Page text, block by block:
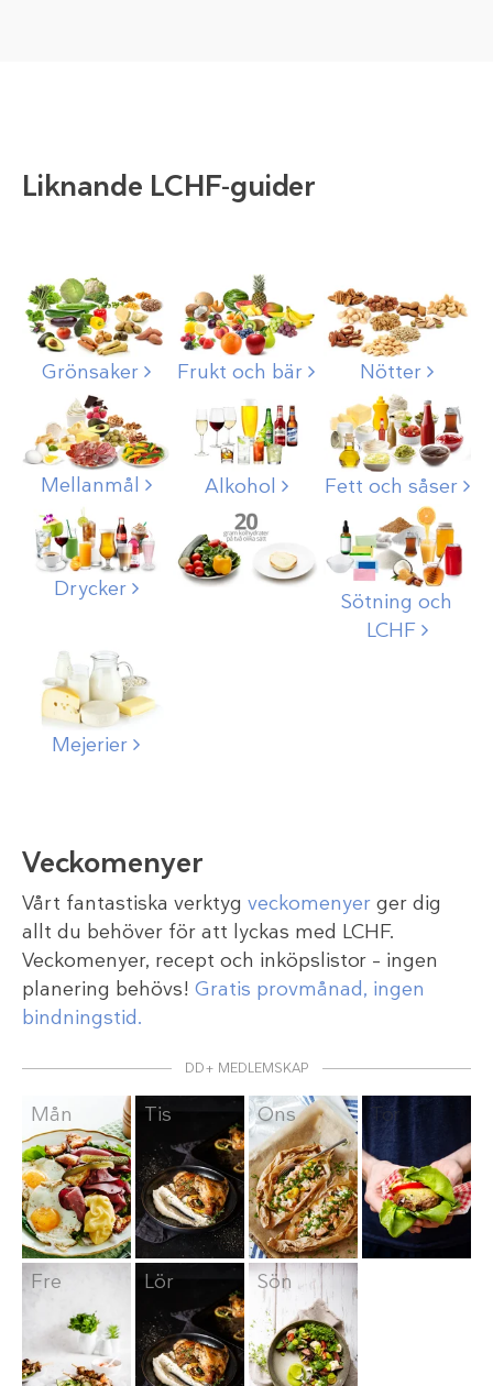
Liknande LCHF-guider
Grönsaker Frukt och bär Nötter
Mellanmål Alkohol Fett och såser
Drycker
Sötning och
LCHF
Mejerier
Veckomenyer
Vårt fantastiska verktyg veckomenyer ger dig
allt du behöver för att lyckas med LCHF.
Veckomenyer, recept och inköpslistor – ingen
planering behövs! Gratis provmånad, ingen
bindningstid.
DD+ MEDLEMSKAP
Mån Tis Ons Tor
Fre Lör Sön